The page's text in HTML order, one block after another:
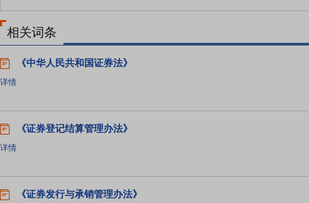
相关词条
《中华人民共和国证券法》
详情
《证券登记结算管理办法》
详情
《证券发行与承销管理办法》